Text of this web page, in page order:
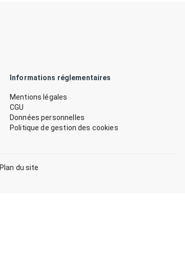
Informations réglementaires
Mentions légales
CGU
Données personnelles
Politique de gestion des cookies
Plan du site